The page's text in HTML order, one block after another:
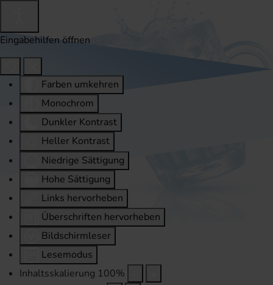
Eingabehilfen öffnen
Farben umkehren
Monochrom
Dunkler Kontrast
Heller Kontrast
Niedrige Sättigung
Hohe Sättigung
Links hervorheben
Überschriften hervorheben
Bildschirmleser
Lesemodus
Inhaltsskalierung 100%